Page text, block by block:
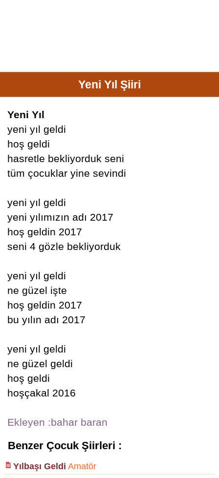
Yeni Yıl Şiiri
Yeni Yıl
yeni yıl geldi
hoş geldi
hasretle bekliyorduk seni
tüm çocuklar yine sevindi
yeni yıl geldi
yeni yılımızın adı 2017
hoş geldin 2017
seni 4 gözle bekliyorduk
yeni yıl geldi
ne güzel işte
hoş geldin 2017
bu yılın adı 2017
yeni yıl geldi
ne güzel geldi
hoş geldi
hoşçakal 2016
Ekleyen :bahar baran
Benzer Çocuk Şiirleri :
Yılbaşı Geldi Amatör